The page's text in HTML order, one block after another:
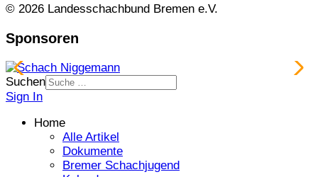
© 2026 Landesschachbund Bremen e.V.
Sponsoren
Suchen
Sign In
Home
Alle Artikel
Dokumente
Bremer Schachjugend